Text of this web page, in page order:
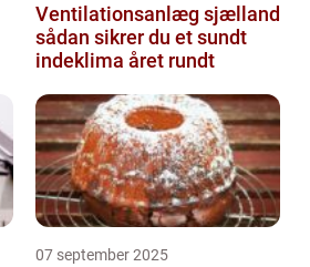
Ventilationsanlæg sjælland
sådan sikrer du et sundt
indeklima året rundt
07 september 2025